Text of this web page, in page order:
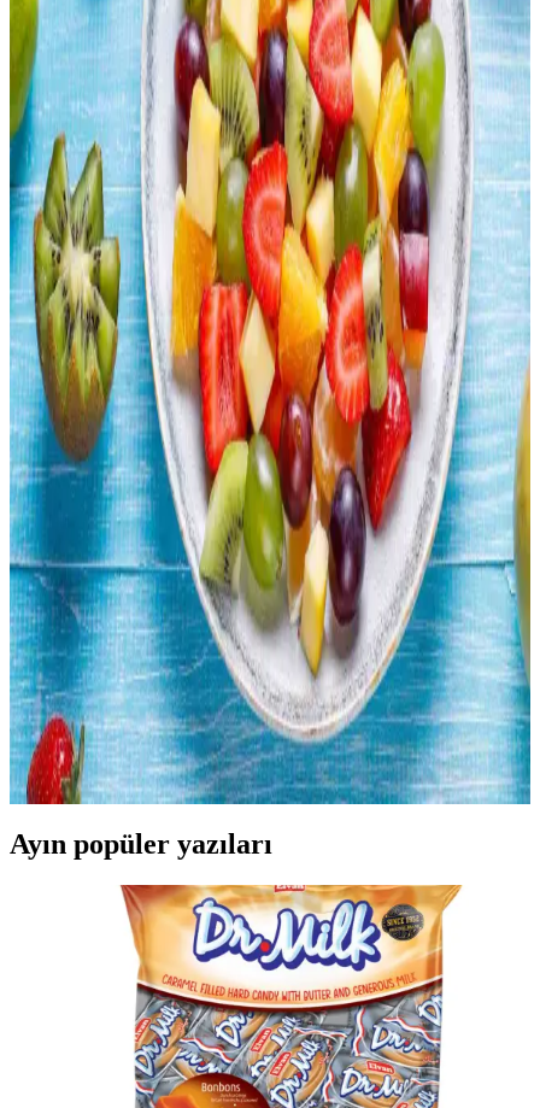
Lahana, ızgara, sote, haşlama, turşu ve dolma gibi çeşitli yöntemlerle
hazırlanabilir. Hem çiğ hem pişmiş tüketimiyle besleyici ve lezzetli
seçenekler sunar.
Çin Büfelerinde Sağlıklı Beslenme: Porsiyon Dengesi
ve Düşük Sodyumlu Seçenekler
Çin büfelerinde sağlıklı beslenmek için porsiyon kontrolü, sebze
tüketimini artırmak ve kızartılmış yiyeceklerden kaçınmak önemlidir.
Düşük sodyumlu soslar tercih edilmeli, protein çeşitliliğine dikkat
edilmelidir.
Uygun Fiyatlı Ev Yapımı Risotto: Basit Malzemelerle
Ekonomik ve Lezzetli Yemek
Basit malzemelerle hazırlanan ev yapımı risotto, ekonomik zorluklar
yaşayanlar için besleyici ve doyurucu bir alternatif sunar. Tarif, sabır
ve dikkat gerektirir, lezzeti artırmak için çeşitli öneriler içerir.
Rotisserie Tavukların Ekonomisi: Zaman ve Maliyet
Tasarrufu Sağlayan Seçenekler
Rotisserie tavuklar, marketlerde çiğ tavuklara kıyasla daha uygun
fiyatlı ve pratik bir seçenek sunar. Kalite ve sağlık açısından evde
yetiştirilen tavuklar farklılık gösterirken, tüketiciler bütçe ve
tercihlerine göre seçim yapar.
Meyve Tüketimini Artırmak İçin Pratik Yöntemler
ve Saklama Teknikleri
Meyve tüketimini artırmak için pratik saklama ve hazırlama
yöntemleri, düzenli tüketim alışkanlıkları ve çeşitli sunum teknikleri
ele alınmaktadır. Bu yöntemler israfı önler ve sağlıklı beslenmeyi
destekler.
Ayın popüler yazıları